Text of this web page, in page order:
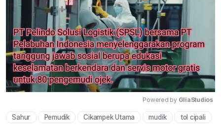
Mute
Powered by GliaStudios
Sahur Pemudik Cikampek Utama mudik tol cipali